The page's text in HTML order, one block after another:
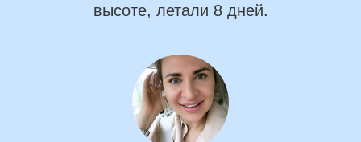
высоте, летали 8 дней.